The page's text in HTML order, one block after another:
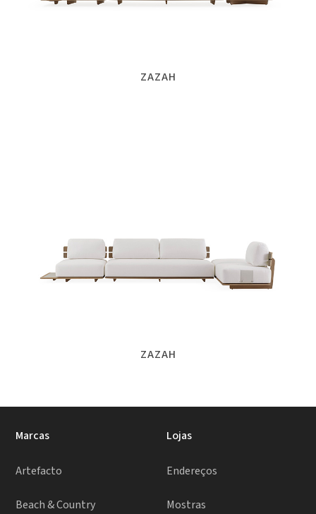
ZAZAH
ZAZAH
Marcas
Artefacto
Beach & Country
Lojas
Endereços
Mostras